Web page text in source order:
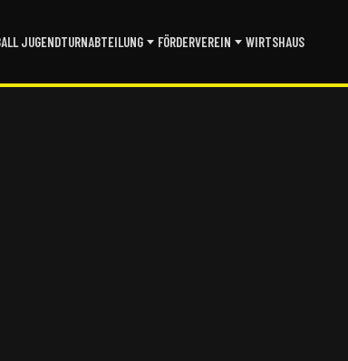
JUGENDTURNABTEILUNG FÖRDERVEREIN WIRTSHAUS